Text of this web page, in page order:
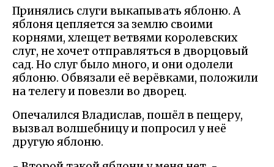
Принялись слуги выкапывать яблоню. А
яблоня цепляется за землю своими
корнями, хлещет ветвями королевских
слуг, не хочет отправляться в дворцовый
сад. Но слуг было много, и они одолели
яблоню. Обвязали её верёвками, положили
на телегу и повезли во дворец.
Опечалился Владислав, пошёл в пещеру,
вызвал волшебницу и попросил у неё
другую яблоню.